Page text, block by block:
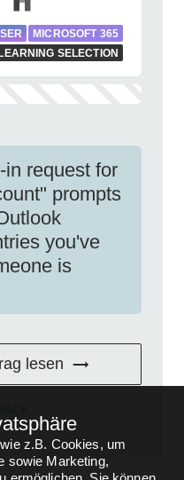
MICROSOFT 365
LEARNING SELECTION
request for
prompts
you've
is
lesen
z.B. Cookies, um
sowie Marketing,